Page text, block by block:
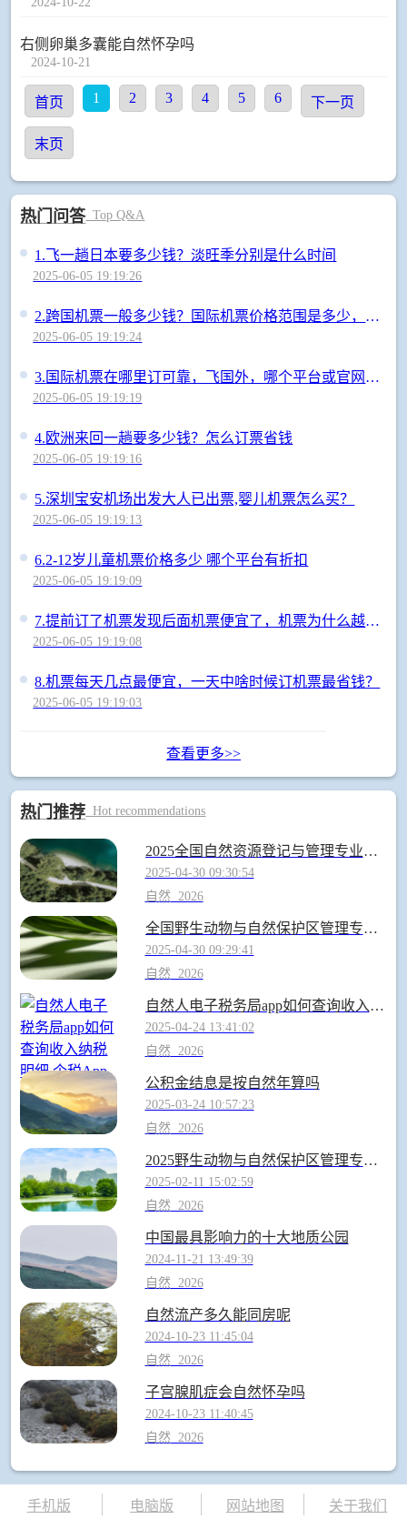
右侧卵巢多囊能自然怀孕吗
2024-10-21
首页 1 2 3 4 5 6 下一页
末页
热门问答Top Q&A
1.飞一趟日本要多少钱？淡旺季分别是什么时间
2025-06-05 19:19:26
2.跨国机票一般多少钱？国际机票价格范围是多少，咋订便宜
2025-06-05 19:19:24
3. 国际机票在哪里订可靠，飞国外，哪个平台或官网订票最放心？
2025-06-05 19:19:19
4.欧洲来回一趟要多少钱？怎么订票省钱
2025-06-05 19:19:16
5.深圳宝安机场出发大人已出票,婴儿机票怎么买？
2025-06-05 19:19:13
6.2-12岁儿童机票价格多少 哪个平台有折扣
2025-06-05 19:19:09
7.提前订了机票发现后面机票便宜了，机票为什么越晚买越便宜
2025-06-05 19:19:08
8.机票每天几点最便宜，一天中啥时候订机票最省钱？
2025-06-05 19:19:03
查看更多>>
热门推荐 Hot recommendations
2025全国自然资源登记与管理专业录取分数线 附最好的大学排名
2025-04-30 09:30:54
自然 2026
全国野生动物与自然保护区管理专业录取分数线排名 附最低分的大学(2025年参考)
2025-04-30 09:29:41
自然 2026
自然人电子税务局app如何查询收入纳税明细 个税App查询收入纳税明细方法
2025-04-24 13:41:02
自然 2026
公积金结息是按自然年算吗
2025-03-24 10:57:23
自然 2026
2025野生动物与自然保护区管理专业哪个学校最好 全国排名前10强
2025-02-11 15:02:59
自然 2026
中国最具影响力的十大地质公园
2024-11-21 13:49:39
自然 2026
自然流产多久能同房呢
2024-10-23 11:45:04
自然 2026
子宫腺肌症会自然怀孕吗
2024-10-23 11:40:45
自然 2026
手机版 电脑版 网站地图 关于我们